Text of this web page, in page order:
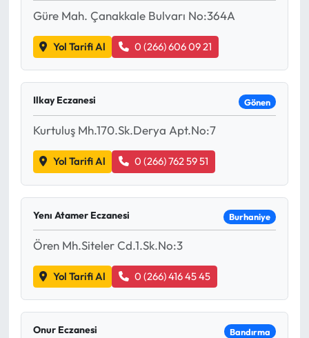
Güre Mah. Çanakkale Bulvarı No:364A
Yol Tarifi Al 0 (266) 606 09 21
Ilkay Eczanesi Gönen
Kurtuluş Mh.170.Sk.Derya Apt.No:7
Yol Tarifi Al 0 (266) 762 59 51
Yenı Atamer Eczanesi Burhaniye
Ören Mh.Siteler Cd.1.Sk.No:3
Yol Tarifi Al 0 (266) 416 45 45
Onur Eczanesi Bandırma
Yayla Haber
Yemek Tarifleri
Yerel Haberler